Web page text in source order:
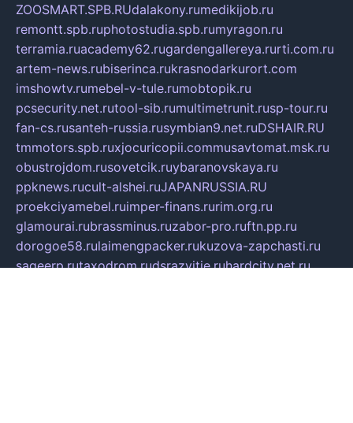
ZOOSMART.SPB.RUdalakony.rumedikijob.ru
remontt.spb.ruphotostudia.spb.rumyragon.ru
terramia.ruacademy62.rugardengallereya.rurti.com.ru
artem-news.rubiserinca.rukrasnodarkurort.com
imshowtv.rumebel-v-tule.rumobtopik.ru
pcsecurity.net.rutool-sib.rumultimetrunit.rusp-tour.ru
fan-cs.rusanteh-russia.rusymbian9.net.ruDSHAIR.RU
tmmotors.spb.ruxjocuricopii.commusavtomat.msk.ru
obustrojdom.rusovetcik.ruybaranovskaya.ru
ppknews.rucult-alshei.ruJAPANRUSSIA.RU
proekciyamebel.ruimper-finans.rurim.org.ru
glamourai.rubrassminus.ruzabor-pro.ruftn.pp.ru
dorogoe58.rulaimengpacker.rukuzova-zapchasti.ru
sageerp.rutaxodrom.rudsrazvitie.ruhardcity.net.ru